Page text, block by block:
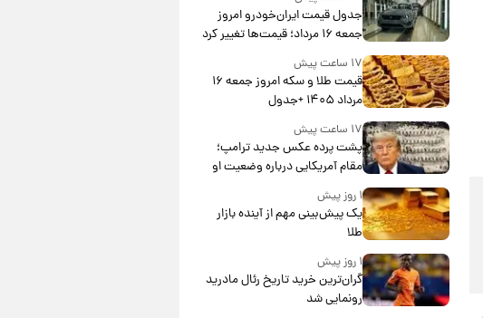
جدول قیمت ایران‌خودرو امروز
جمعه ۱۶ مرداد؛ قیمت‌ها تغییر کرد
۱۷ ساعت پیش
قیمت طلا و سکه امروز جمعه ۱۶
مرداد ۱۴۰۵ +جدول
۱۷ ساعت پیش
پشت پرده عکس جدید ترامپ؛
مقام آمریکایی درباره وضعیت او
چه گفت؟
۱ روز پیش
یک پیش‌بینی مهم از آینده بازار
طلا
۱ روز پیش
گران‌ترین خرید تاریخ رئال مادرید
رونمایی شد